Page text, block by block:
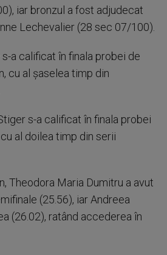
iar bronzul a fost adjudecat
Lechevalier (28 sec 07/100).
a calificat în finala probei de
cu al şaselea timp din
s-a calificat în finala probei
al doilea timp din serii
Theodora Maria Dumitru a avut
(25.56), iar Andreea
(26.02), ratând accederea în